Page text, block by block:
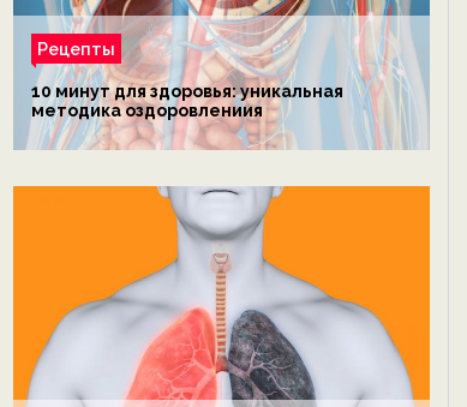
Рецепты
10 минут для здоровья: уникальная
методика оздоровлениия